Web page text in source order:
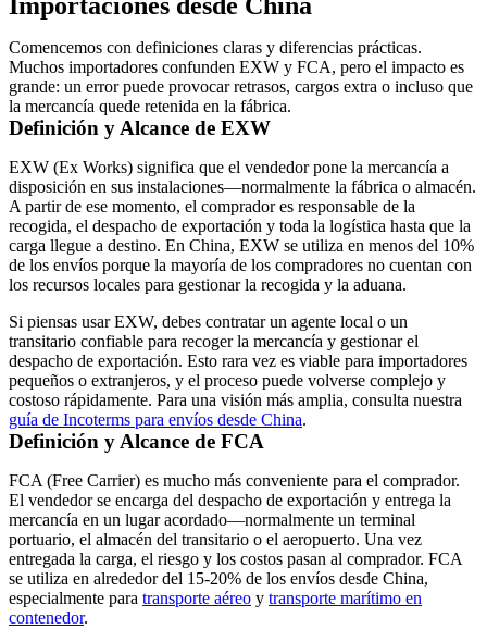
Importaciones desde China
Comencemos con definiciones claras y diferencias prácticas.
Muchos importadores confunden EXW y FCA, pero el impacto es
grande: un error puede provocar retrasos, cargos extra o incluso que
la mercancía quede retenida en la fábrica.
Definición y Alcance de EXW
EXW (Ex Works) significa que el vendedor pone la mercancía a
disposición en sus instalaciones—normalmente la fábrica o almacén.
A partir de ese momento, el comprador es responsable de la
recogida, el despacho de exportación y toda la logística hasta que la
carga llegue a destino. En China, EXW se utiliza en menos del 10%
de los envíos porque la mayoría de los compradores no cuentan con
los recursos locales para gestionar la recogida y la aduana.
Si piensas usar EXW, debes contratar un agente local o un
transitario confiable para recoger la mercancía y gestionar el
despacho de exportación. Esto rara vez es viable para importadores
pequeños o extranjeros, y el proceso puede volverse complejo y
costoso rápidamente. Para una visión más amplia, consulta nuestra
guía de Incoterms para envíos desde China.
Definición y Alcance de FCA
FCA (Free Carrier) es mucho más conveniente para el comprador.
El vendedor se encarga del despacho de exportación y entrega la
mercancía en un lugar acordado—normalmente un terminal
portuario, el almacén del transitario o el aeropuerto. Una vez
entregada la carga, el riesgo y los costos pasan al comprador. FCA
se utiliza en alrededor del 15-20% de los envíos desde China,
especialmente para transporte aéreo y transporte marítimo en
contenedor.